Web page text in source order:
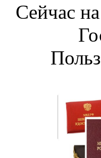
Сейчас